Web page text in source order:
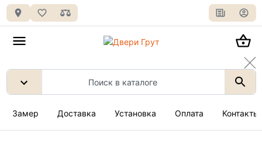
Замер Доставка Установка Оплата Контакты